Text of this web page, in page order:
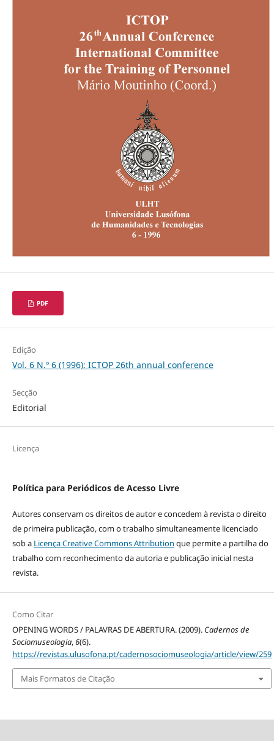
PDF
Edição
Vol. 6 N.º 6 (1996): ICTOP 26th annual conference
Secção
Editorial
Licença
Política para Periódicos de Acesso Livre
Autores conservam os direitos de autor e concedem à revista o direito
de primeira publicação, com o trabalho simultaneamente licenciado
sob a Licença Creative Commons Attribution que permite a partilha do
trabalho com reconhecimento da autoria e publicação inicial nesta
revista.
Como Citar
OPENING WORDS / PALAVRAS DE ABERTURA. (2009). Cadernos de
Sociomuseologia,6(6).
https://revistas.ulusofona.pt/cadernosociomuseologia/article/view/259
Mais Formatos de Citação